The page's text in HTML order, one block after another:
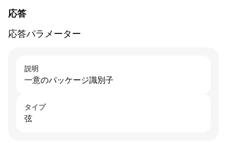
応答
応答パラメーター
説明
一意のパッケージ識別子
タイプ
弦